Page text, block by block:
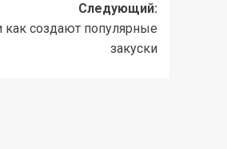
Следующий:
как создают популярные
закуски